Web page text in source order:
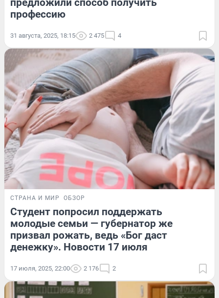
предложили способ получить
профессию
31 августа, 2025, 18:15 2 475 4
СТРАНА И МИР ОБЗОР
Студент попросил поддержать
молодые семьи — губернатор же
призвал рожать, ведь «Бог даст
денежку». Новости 17 июля
17 июля, 2025, 22:00 2 176 2